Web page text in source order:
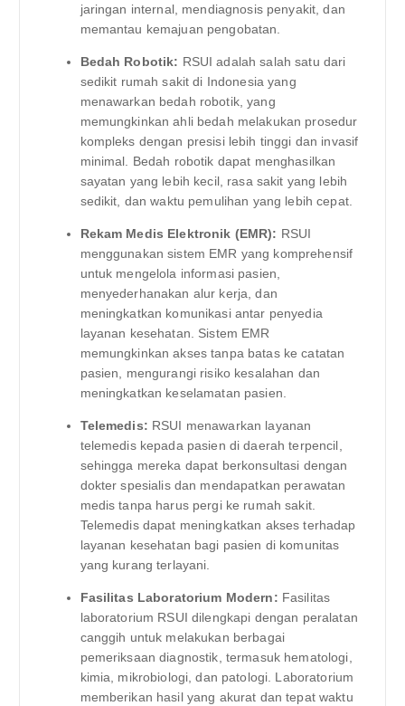
jaringan internal, mendiagnosis penyakit, dan
memantau kemajuan pengobatan.
Bedah Robotik: RSUI adalah salah satu dari
sedikit rumah sakit di Indonesia yang
menawarkan bedah robotik, yang
memungkinkan ahli bedah melakukan prosedur
kompleks dengan presisi lebih tinggi dan invasif
minimal. Bedah robotik dapat menghasilkan
sayatan yang lebih kecil, rasa sakit yang lebih
sedikit, dan waktu pemulihan yang lebih cepat.
Rekam Medis Elektronik (EMR): RSUI
menggunakan sistem EMR yang komprehensif
untuk mengelola informasi pasien,
menyederhanakan alur kerja, dan
meningkatkan komunikasi antar penyedia
layanan kesehatan. Sistem EMR
memungkinkan akses tanpa batas ke catatan
pasien, mengurangi risiko kesalahan dan
meningkatkan keselamatan pasien.
Telemedis: RSUI menawarkan layanan
telemedis kepada pasien di daerah terpencil,
sehingga mereka dapat berkonsultasi dengan
dokter spesialis dan mendapatkan perawatan
medis tanpa harus pergi ke rumah sakit.
Telemedis dapat meningkatkan akses terhadap
layanan kesehatan bagi pasien di komunitas
yang kurang terlayani.
Fasilitas Laboratorium Modern: Fasilitas
laboratorium RSUI dilengkapi dengan peralatan
canggih untuk melakukan berbagai
pemeriksaan diagnostik, termasuk hematologi,
kimia, mikrobiologi, dan patologi. Laboratorium
memberikan hasil yang akurat dan tepat waktu